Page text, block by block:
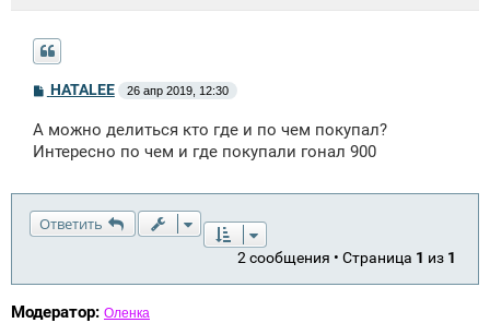
С
о
б
щ
и
е
HATALEE 26 апр 2019, 12:30
А можно делиться кто где и по чем покупал?
Интересно по чем и где покупали гонал 900
Ответить
2 сообщения • Страница 1 из 1
Модератор: Оленка